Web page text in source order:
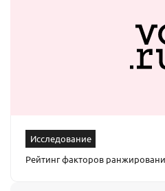
Исследование
Рейтинг факторов